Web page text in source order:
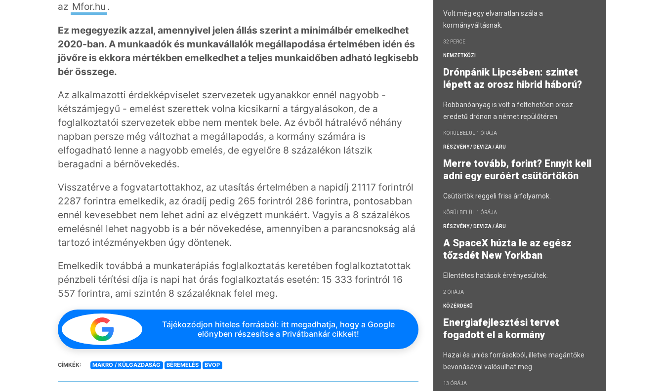
az Mfor.hu .
Ez megegyezik azzal, amennyivel jelen állás szerint a minimálbér emelkedhet
2020-ban. A munkaadók és munkavállalók megállapodása értelmében idén és
jövőre is ekkora mértékben emelkedhet a teljes munkaidőben adható legkisebb
bér összege.
Az alkalmazotti érdekképviselet szervezetek ugyanakkor ennél nagyobb -
kétszámjegyű - emelést szerettek volna kicsikarni a tárgyalásokon, de a
foglalkoztatói szervezetek ebbe nem mentek bele. Az évből hátralévő néhány
napban persze még változhat a megállapodás, a kormány számára is
elfogadható lenne a nagyobb emelés, de egyelőre 8 százalékon látszik
beragadni a bérnövekedés.
Visszatérve a fogvatartottakhoz, az utasítás értelmében a napidíj 21117 forintról
2287 forintra emelkedik, az óradíj pedig 265 forintról 286 forintra, pontosabban
ennél kevesebbet nem lehet adni az elvégzett munkáért. Vagyis a 8 százalékos
emelésnél lehet nagyobb is a bér növekedése, amennyiben a parancsnokság alá
tartozó intézményekben úgy döntenek.
Emelkedik továbbá a munkaterápiás foglalkoztatás keretében foglalkoztatottak
pénzbeli térítési díja is napi hat órás foglalkoztatás esetén: 15 333 forintról 16
557 forintra, ami szintén 8 százaléknak felel meg.
Tájékozódjon hiteles forrásból: itt megadhatja, hogy a Google
előnyben részesítse a Privátbankár cikkeit!
CÍMKÉK: MAKRO / KÜLGAZDASÁG BÉREMELÉS BVOP
Volt még egy elvarratlan szála a
kormányváltásnak.
32 PERCE
NEMZETKÖZI
Drónpánik Lipcsében: szintet
lépett az orosz hibrid háború?
Robbanóanyag is volt a feltehetően orosz
eredetű drónon a német repülőtéren.
KÖRÜLBELÜL 1 ÓRÁJA
RÉSZVÉNY / DEVIZA / ÁRU
Merre tovább, forint? Ennyit kell
adni egy euróért csütörtökön
Csütörtök reggeli friss árfolyamok.
KÖRÜLBELÜL 1 ÓRÁJA
RÉSZVÉNY / DEVIZA / ÁRU
A SpaceX húzta le az egész
tőzsdét New Yorkban
Ellentétes hatások érvényesültek.
2 ÓRÁJA
KÖZÉRDEKŰ
Energiafejlesztési tervet
fogadott el a kormány
Hazai és uniós forrásokból, illetve magántőke
bevonásával valósulhat meg.
13 ÓRÁJA